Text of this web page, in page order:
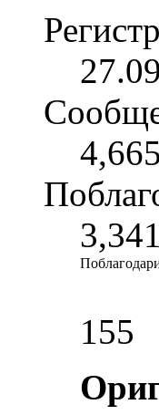
4,665
3,341
155